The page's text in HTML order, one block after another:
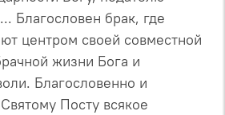
Благословен брак, где
центром своей совместной
жизни Бога и
Благословенно и
Посту всякое